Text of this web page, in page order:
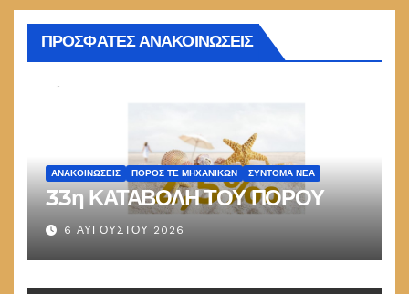
ΠΡΟΣΦΑΤΕΣ ΑΝΑΚΟΙΝΩΣΕΙΣ
ΑΝΑΚΟΙΝΏΣΕΙΣ ΠΌΡΟΣ ΤΕ ΜΗΧΑΝΙΚΏΝ ΣΎΝΤΟΜΑ ΝΈΑ
33η ΚΑΤΑΒΟΛΗ ΤΟΥ ΠΟΡΟΥ
6 ΑΥΓΟΎΣΤΟΥ 2026